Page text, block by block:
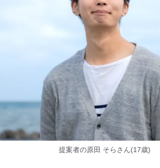
提案者の原田 そらさん(17歳)